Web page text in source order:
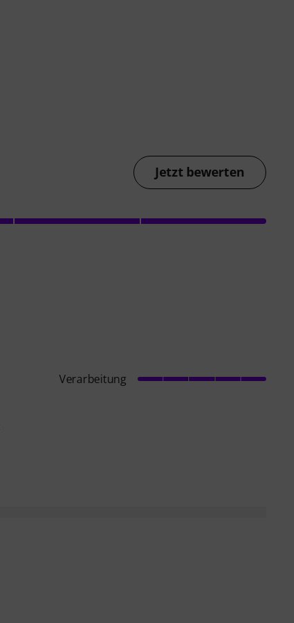
Jetzt bewerten
Verarbeitung